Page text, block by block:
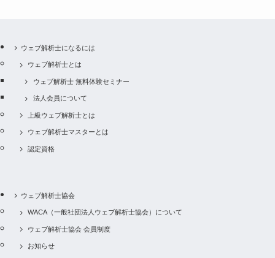
ウェブ解析士になるには
ウェブ解析士とは
ウェブ解析士 無料体験セミナー
法人会員について
上級ウェブ解析士とは
ウェブ解析士マスターとは
認定資格
ウェブ解析士協会
WACA（一般社団法人ウェブ解析士協会）について
ウェブ解析士協会 会員制度
お知らせ